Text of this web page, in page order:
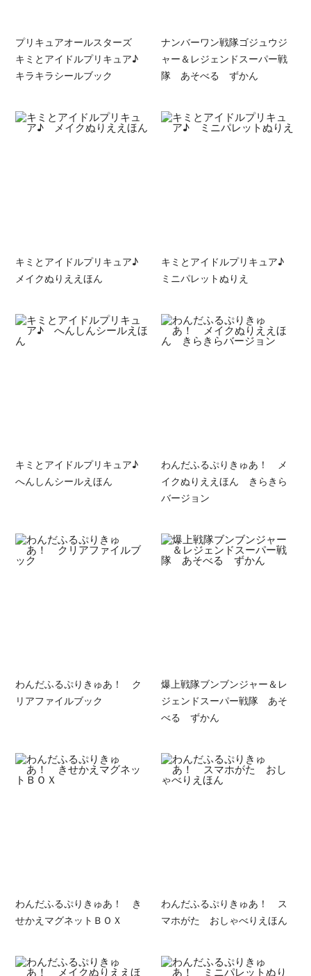
プリキュアオールスターズ
キミとアイドルプリキュア♪
キラキラシールブック
ナンバーワン戦隊ゴジュウジ
ャー＆レジェンドスーパー戦
隊 あそべる ずかん
キミとアイドルプリキュア♪
メイクぬりええほん
キミとアイドルプリキュア♪
ミニパレットぬりえ
キミとアイドルプリキュア♪
へんしんシールえほん
わんだふるぷりきゅあ！ メ
イクぬりええほん きらきら
バージョン
わんだふるぷりきゅあ！ ク
リアファイルブック
爆上戦隊ブンブンジャー＆レ
ジェンドスーパー戦隊 あそ
べる ずかん
わんだふるぷりきゅあ！ き
せかえマグネットＢＯＸ
わんだふるぷりきゅあ！ ス
マホがた おしゃべりえほん